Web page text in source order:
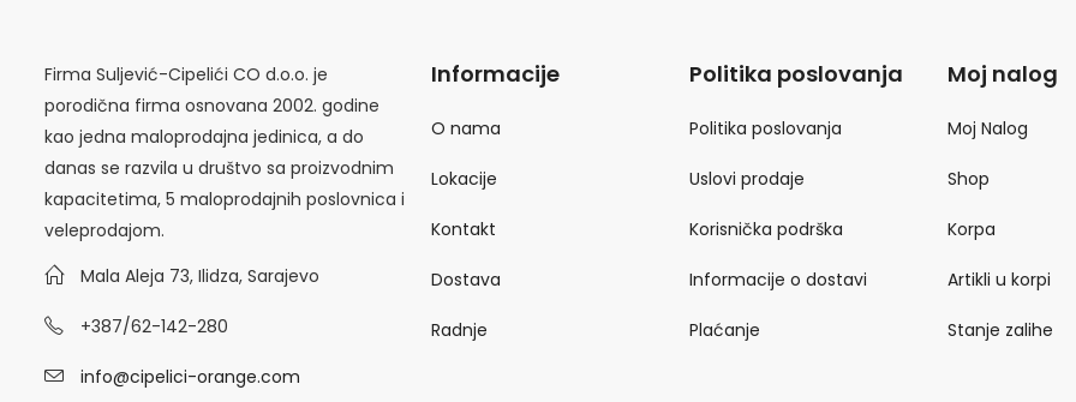
Firma Suljević-Cipelići CO d.o.o. je
porodična firma osnovana 2002. godine
kao jedna maloprodajna jedinica, a do
danas se razvila u društvo sa proizvodnim
kapacitetima, 5 maloprodajnih poslovnica i
veleprodajom.
Mala Aleja 73, Ilidza, Sarajevo
+387/62-142-280
info@cipelici-orange.com
Informacije
O nama
Lokacije
Kontakt
Dostava
Radnje
Politika poslovanja
Politika poslovanja
Uslovi prodaje
Korisnička podrška
Informacije o dostavi
Plaćanje
Moj nalog
Moj Nalog
Shop
Korpa
Artikli u korpi
Stanje zalihe